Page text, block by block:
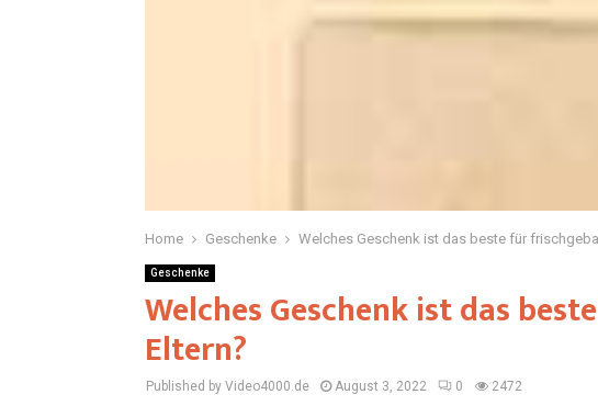
Home Geschenke Welches Geschenk ist das beste für
Geschenke
Welches Geschenk ist das
Eltern?
Published by Video4000.de August 3, 2022 0 2472